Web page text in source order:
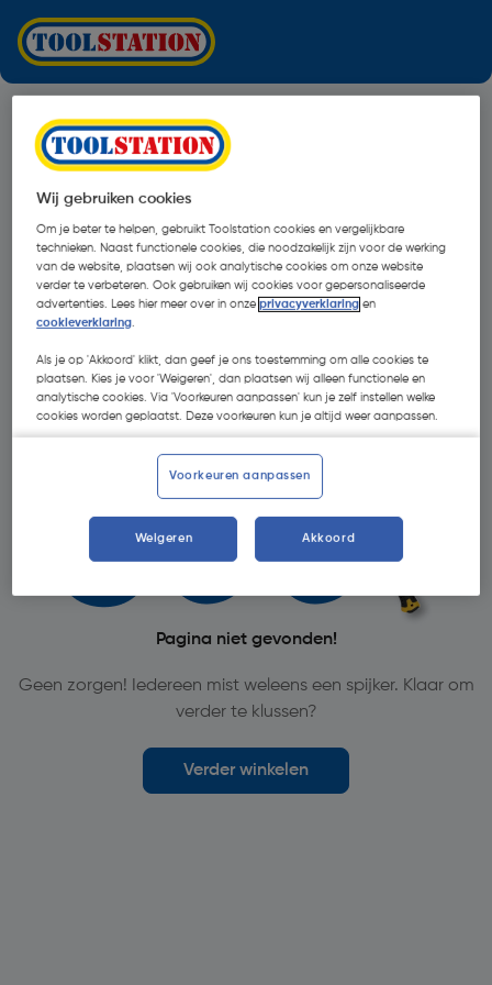
Oops!
Pagina niet gevonden!
Geen zorgen! Iedereen mist weleens een spijker. Klaar om
verder te klussen?
Verder winkelen
Wij gebruiken cookies
Om je beter te helpen, gebruikt Toolstation cookies en vergelijkbare
technieken. Naast functionele cookies, die noodzakelijk zijn voor de werking
van de website, plaatsen wij ook analytische cookies om onze website
verder te verbeteren. Ook gebruiken wij cookies voor gepersonaliseerde
advertenties. Lees hier meer over in onzeprivacyverklaring en
cookieverklaring.
Als je op 'Akkoord' klikt, dan geef je ons toestemming om alle cookies te
plaatsen. Kies je voor 'Weigeren', dan plaatsen wij alleen functionele en
analytische cookies. Via 'Voorkeuren aanpassen' kun je zelf instellen welke
cookies worden geplaatst. Deze voorkeuren kun je altijd weer aanpassen.
Voorkeuren aanpassen
Weigeren Akkoord